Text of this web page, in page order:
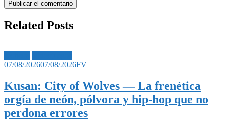
Related Posts
07/08/202607/08/2026FV
Kusan: City of Wolves — La frenética
orgía de neón, pólvora y hip-hop que no
perdona errores